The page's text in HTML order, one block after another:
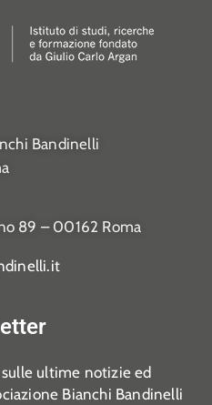
Bandinelli
89 – 00162 Roma
ultime notizie ed
Bianchi Bandinelli